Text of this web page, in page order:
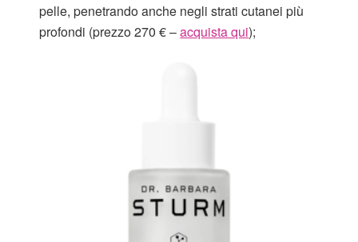
pelle, penetrando anche negli strati cutanei più
profondi (prezzo 270 € –acquista qui);